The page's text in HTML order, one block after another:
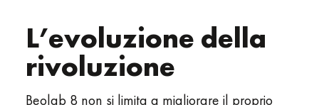
L’evoluzione della
rivoluzione
Beolab 8 non si limita a migliorare il proprio